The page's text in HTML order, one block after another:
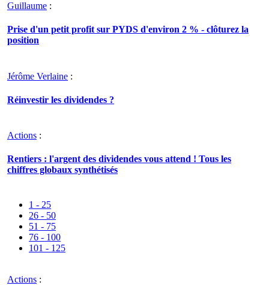
Guillaume :
Prise d'un petit profit sur PYDS d'environ 2 % - clôturez la
position
Jérôme Verlaine :
Réinvestir les dividendes ?
Actions :
Rentiers : l'argent des dividendes vous attend ! Tous les
chiffres globaux synthétisés
1 - 25
26 - 50
51 - 75
76 - 100
101 - 125
Actions :